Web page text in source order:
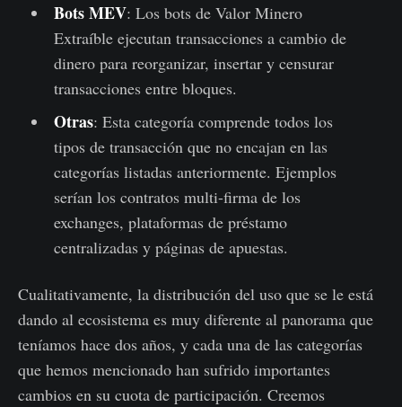
Bots MEV: Los bots de Valor Minero
Extraíble ejecutan transacciones a cambio de
dinero para reorganizar, insertar y censurar
transacciones entre bloques.
Otras: Esta categoría comprende todos los
tipos de transacción que no encajan en las
categorías listadas anteriormente. Ejemplos
serían los contratos multi-firma de los
exchanges, plataformas de préstamo
centralizadas y páginas de apuestas.
Cualitativamente, la distribución del uso que se le está
dando al ecosistema es muy diferente al panorama que
teníamos hace dos años, y cada una de las categorías
que hemos mencionado han sufrido importantes
cambios en su cuota de participación. Creemos